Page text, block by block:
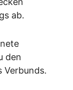
ab.
den
Verbunds.